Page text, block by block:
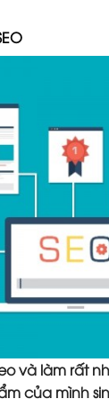
và làm rất
của mình